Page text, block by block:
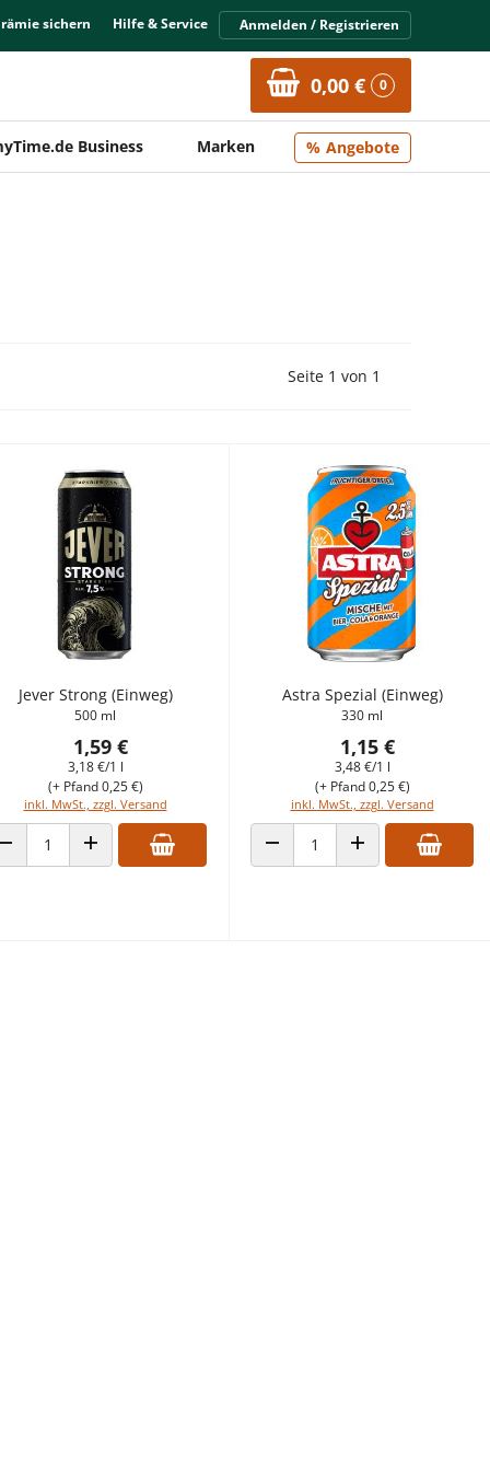
sichern Hilfe & Service Anmelden / Registrieren
0,00 € 0
Business Marken Angebote
Vorherige Seite
Seite 1 von 1
Jever Strong (Einweg)
500 ml
1,59 €
3,18 €/1 l
inkl. MwSt., zzgl. Versand
(+ Pfand 0,25 €)
ANZAHL VERRINGERNANZAHL ERHÖHEN
Astra Spezial (Einweg)
330 ml
1,15 €
3,48 €/1 l
inkl. MwSt., zzgl. Versand
(+ Pfand 0,25 €)
ANZAHL VERRINGERNANZAHL ERHÖHEN